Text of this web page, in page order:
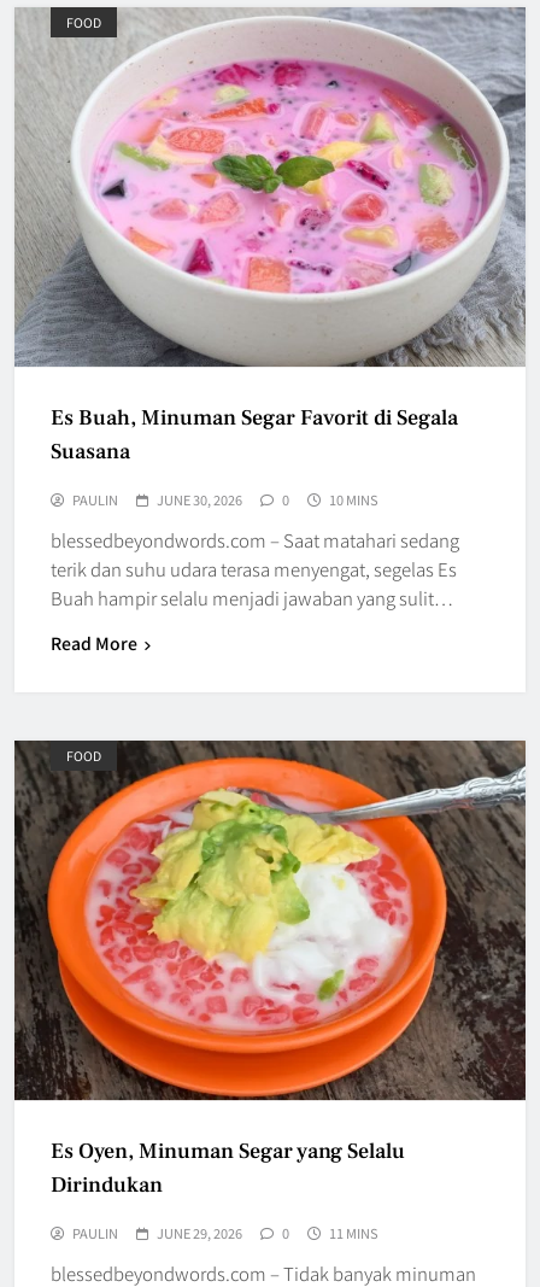
FOOD
Es Buah, Minuman Segar Favorit di Segala
Suasana
PAULIN JUNE 30, 2026 0 10 MINS
blessedbeyondwords.com – Saat matahari sedang
terik dan suhu udara terasa menyengat, segelas Es
Buah hampir selalu menjadi jawaban yang sulit…
Read More
FOOD
Es Oyen, Minuman Segar yang Selalu
Dirindukan
PAULIN JUNE 29, 2026 0 11 MINS
blessedbeyondwords.com – Tidak banyak minuman